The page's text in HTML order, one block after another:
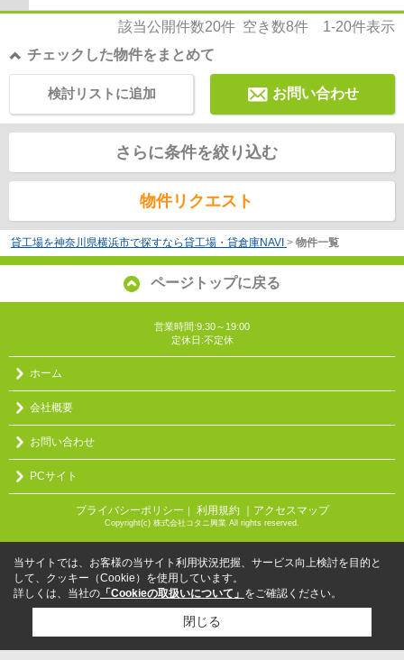
該当公開件数20件 空き数8件 1-20件表示
チェックした物件をまとめて
お問い合わせ
検討リストに追加
さらに条件を絞り込む
物件リクエスト
貸工場を神奈川県横浜市で探すなら貸工場・貸倉庫NAVI > 物件一覧
ページトップに戻る
営業時間:9:30～19:00
定休日:不定休
ホーム
会社概要
お問い合わせ
PCサイト
プライバシーポリシー ｜ 利用規約 ｜アクセスマップ
Copyright(c) 株式会社コタニ興業 All rights reserved.
当サイトでは、お客様の当サイト利用状況把握、サービス向上検討を目的と
して、クッキー（Cookie）を使用しています。
詳しくは、当社の 「Cookieの取扱いについて」 をご確認ください。
閉じる